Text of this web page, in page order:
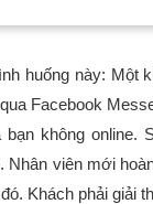
huống này: Một
Facebook
bạn không online.
Nhân viên mới
Khách phải giải